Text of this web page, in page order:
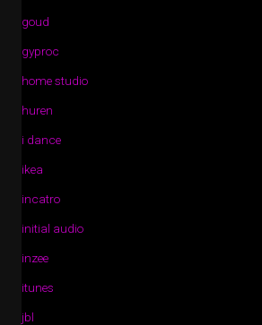
goud
gyproc
home studio
huren
i dance
ikea
incatro
initial audio
inzee
itunes
jbl